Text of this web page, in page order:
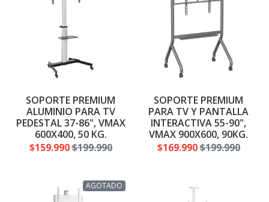
SOPORTE PREMIUM
ALUMINIO PARA TV
PEDESTAL 37-86", VMAX
600X400, 50 KG.
$159.990$199.990
SOPORTE PREMIUM
PARA TV Y PANTALLA
INTERACTIVA 55-90",
VMAX 900X600, 90KG.
$169.990$199.990
AGOTADO